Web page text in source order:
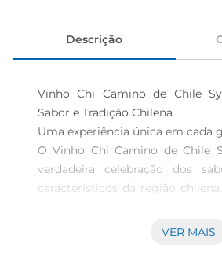
Descrição
Vinho Chi Camino de Chile
Sabor e Tradição Chilena
Uma experiência única em cada
O Vinho Chi Camino de Chile
verdadeira celebração dos
característicos da região
sua complexidade e riqueza,
VER MAIS